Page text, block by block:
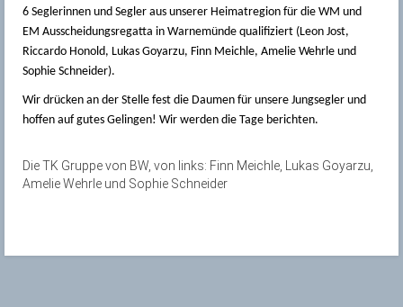
6 Seglerinnen und Segler aus unserer Heimatregion für die WM und
EM Ausscheidungsregatta in Warnemünde qualifiziert (Leon Jost,
Riccardo Honold, Lukas Goyarzu, Finn Meichle, Amelie Wehrle und
Sophie Schneider).
Wir drücken an der Stelle fest die Daumen für unsere Jungsegler und
hoffen auf gutes Gelingen! Wir werden die Tage berichten.
Die TK Gruppe von BW, von links: Finn Meichle, Lukas Goyarzu,
Amelie Wehrle und Sophie Schneider